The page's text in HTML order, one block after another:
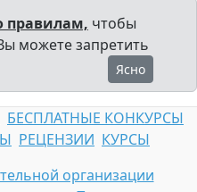
правилам, чтобы
можете запретить
Ясно
БЕСПЛАТНЫЕ КОНКУРСЫ
РЕЦЕНЗИИ КУРСЫ
организации